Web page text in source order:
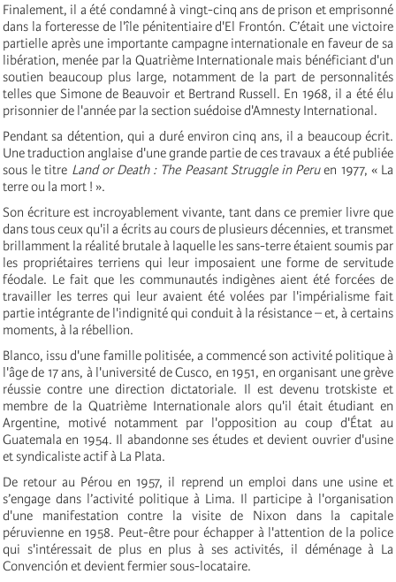
Finalement, il a été condamné à vingt-cinq ans de prison et emprisonné
dans la forteresse de l'île pénitentiaire d'El Frontón. C’était une victoire
partielle après une importante campagne internationale en faveur de sa
libération, menée par la Quatrième Internationale mais bénéficiant d'un
soutien beaucoup plus large, notamment de la part de personnalités
telles que Simone de Beauvoir et Bertrand Russell. En 1968, il a été élu
prisonnier de l'année par la section suédoise d'Amnesty International.
Pendant sa détention, qui a duré environ cinq ans, il a beaucoup écrit.
Une traduction anglaise d'une grande partie de ces travaux a été publiée
sous le titre Land or Death : The Peasant Struggle in Peruen 1977, « La
terre ou la mort ! ».
Son écriture est incroyablement vivante, tant dans ce premier livre que
dans tous ceux qu'il a écrits au cours de plusieurs décennies, et transmet
brillamment la réalité brutale à laquelle les sans-terre étaient soumis par
les propriétaires terriens qui leur imposaient une forme de servitude
féodale. Le fait que les communautés indigènes aient été forcées de
travailler les terres qui leur avaient été volées par l'impérialisme fait
partie intégrante de l'indignité qui conduit à la résistance – et, à certains
moments, à la rébellion.
Blanco, issu d'une famille politisée, a commencé son activité politique à
l'âge de 17 ans, à l'université de Cusco, en 1951, en organisant une grève
réussie contre une direction dictatoriale. Il est devenu trotskiste et
membre de la Quatrième Internationale alors qu'il était étudiant en
Argentine, motivé notamment par l'opposition au coup d'État au
Guatemala en 1954. Il abandonne ses études et devient ouvrier d'usine
et syndicaliste actif à La Plata.
De retour au Pérou en 1957, il reprend un emploi dans une usine et
s’engage dans l’activité politique à Lima. Il participe à l'organisation
d'une manifestation contre la visite de Nixon dans la capitale
péruvienne en 1958. Peut-être pour échapper à l'attention de la police
qui s'intéressait de plus en plus à ses activités, il déménage à La
Convención et devient fermier sous-locataire.